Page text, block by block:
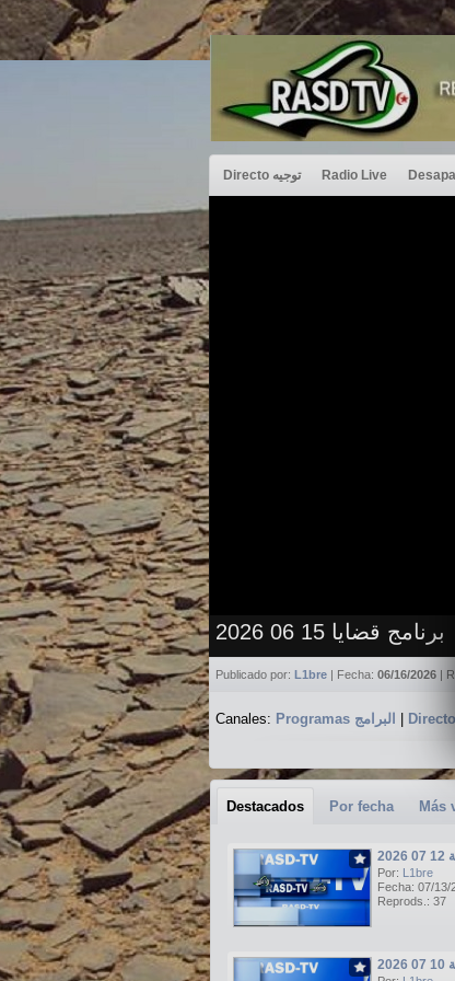
Directo توجيه Radio Live
برنامج قضايا 15 06 2026
Publicado por: L1bre | Fecha: 06/16/2026 |
Canales: Programas البرامج
Destacados Por fecha Más
Por: L1bre
Fecha: 07/13/
Reprods.: 37